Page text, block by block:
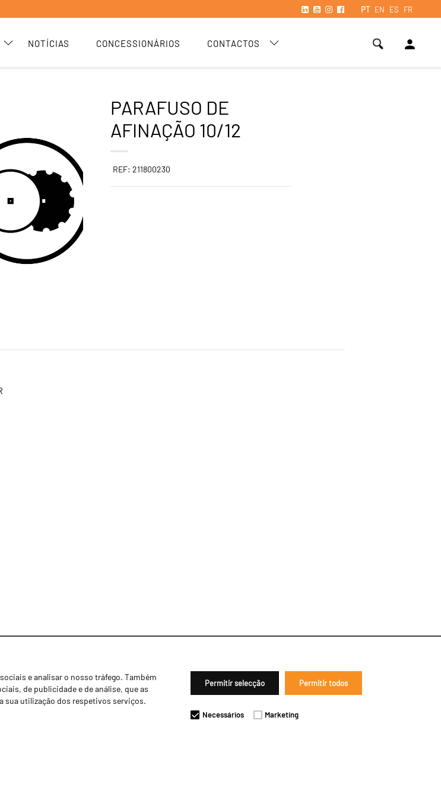
PT EN ES FR
NOTÍCIAS CONCESSIONÁRIOS CONTACTOS person
e analisar o nosso tráfego. Também
de publicidade e de análise, que as
sua utilização dos respetivos serviços.
Permitir selecção Permitir todos
Necessários Marketing
PARAFUSO DE
AFINAÇÃO 10/12
REF: 211800230